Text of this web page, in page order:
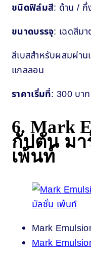
ชนิดฟิล์มสี: ด้าน / กึ่
ขนาดบรรจุ: เฉดสีม
สีเบสสำหรับผสมผ่า
แกลลอน
ราคาเริ่มที่: 300 บา
6. Mark
กัปตัน ม
เพ้นท์
Mark
Mark